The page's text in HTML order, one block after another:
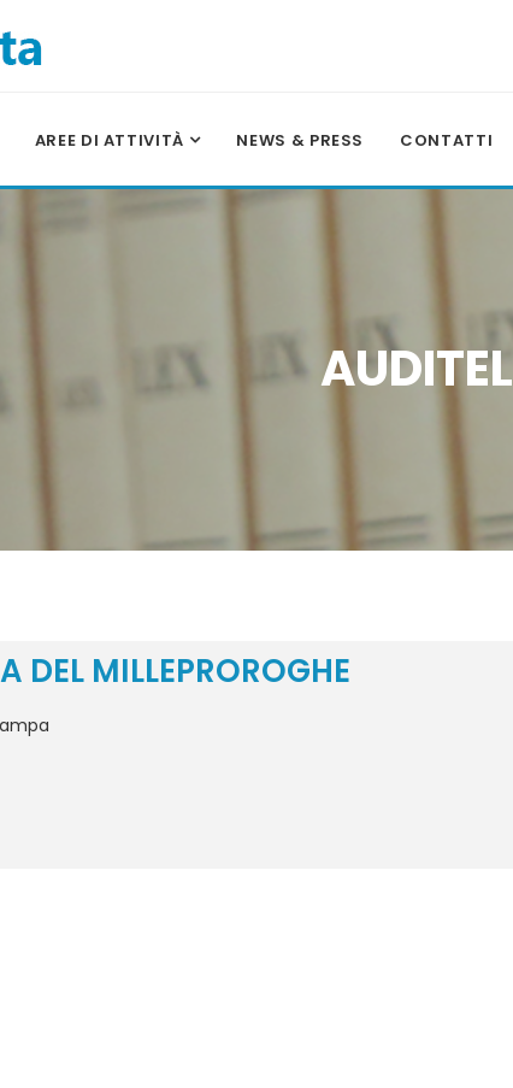
AREE DI ATTIVITÀ NEWS & PRESS CONTATTI
AUDITEL
DEL MILLEPROROGHE